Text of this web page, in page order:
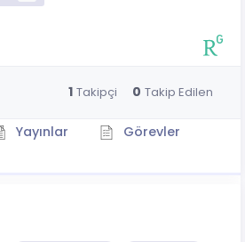
1 Takipçi 0 Takip Edilen
Yayınlar
Görevler